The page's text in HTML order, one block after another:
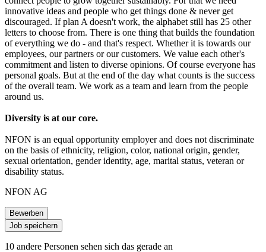
innovative ideas and people who get things done & never get
discouraged. If plan A doesn't work, the alphabet still has 25 other
letters to choose from. There is one thing that builds the foundation
of everything we do - and that's respect. Whether it is towards our
employees, our partners or our customers. We value each other's
commitment and listen to diverse opinions. Of course everyone has
personal goals. But at the end of the day what counts is the success
of the overall team. We work as a team and learn from the people
around us.
Diversity is at our core.
NFON is an equal opportunity employer and does not discriminate
on the basis of ethnicity, religion, color, national origin, gender,
sexual orientation, gender identity, age, marital status, veteran or
disability status.
NFON AG
Bewerben
Job speichern
10 andere Personen sehen sich das gerade an